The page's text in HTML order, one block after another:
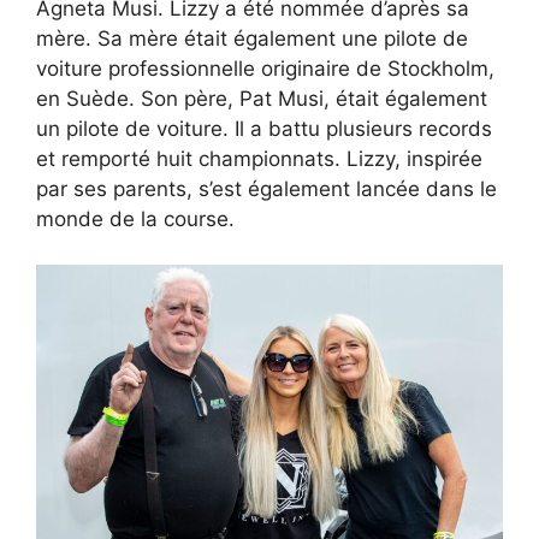
Agneta Musi. Lizzy a été nommée d’après sa
mère. Sa mère était également une pilote de
voiture professionnelle originaire de Stockholm,
en Suède. Son père, Pat Musi, était également
un pilote de voiture. Il a battu plusieurs records
et remporté huit championnats. Lizzy, inspirée
par ses parents, s’est également lancée dans le
monde de la course.